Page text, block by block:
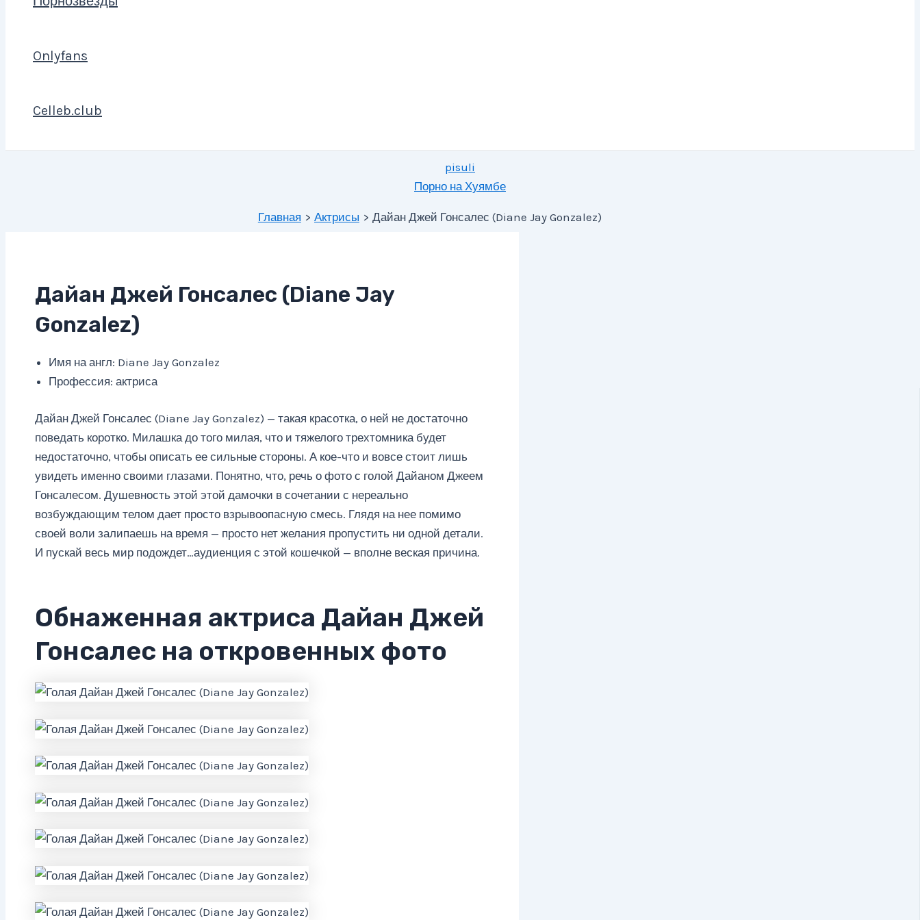
Onlyfans
Celleb.club
pisuli
Порно на Хуямбе
Главная Актрисы Дайан Джей Гонсалес (Diane Jay Gonzalez)
Дайан Джей Гонсалес (Diane Jay
Gonzalez)
Имя на англ: Diane Jay Gonzalez
Профессия: актриса
Дайан Джей Гонсалес (Diane Jay Gonzalez) — такая красотка, о ней не достаточно
поведать коротко. Милашка до того милая, что и тяжелого трехтомника будет
недостаточно, чтобы описать ее сильные стороны. А кое-что и вовсе стоит лишь
увидеть именно своими глазами. Понятно, что, речь о фото с голой Дайаном Джеем
Гонсалесом. Душевность этой этой дамочки в сочетании с нереально
возбуждающим телом дает просто взрывоопасную смесь. Глядя на нее помимо
своей воли залипаешь на время — просто нет желания пропустить ни одной детали.
И пускай весь мир подождет…аудиенция с этой кошечкой — вполне веская причина.
Обнаженная актриса Дайан Джей
Гонсалес на откровенных фото